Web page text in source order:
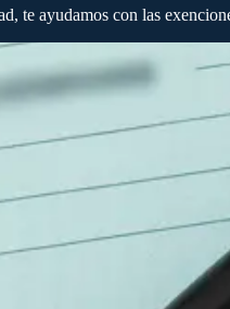
te ayudamos con las
para que sepas
Honorarios GO: 65€.